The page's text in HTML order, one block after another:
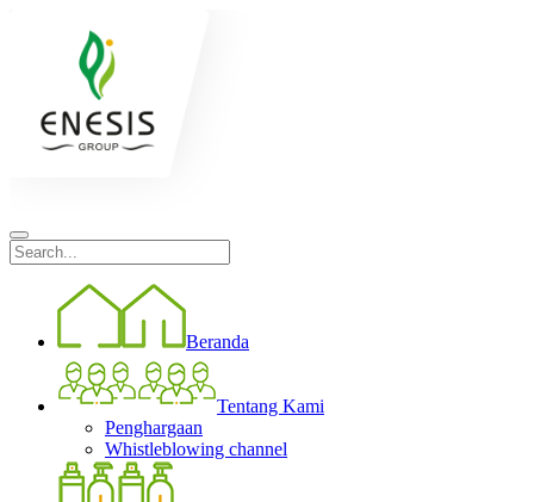
Beranda
Tentang Kami
Penghargaan
Whistleblowing channel